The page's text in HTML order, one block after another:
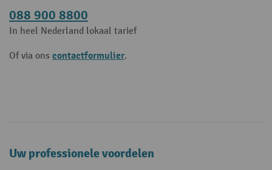
088 900 8800
In heel Nederland lokaal tarief
Of via ons contactformulier.
Uw professionele voordelen